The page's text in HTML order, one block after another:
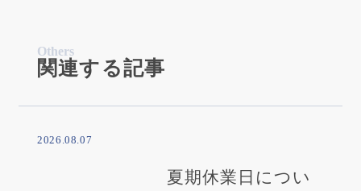
Others
関連する記事
2026.08.07
夏期休業日につい